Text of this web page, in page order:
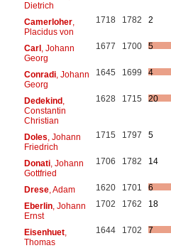
Dietrich
Camerloher,
Placidus von
1718 1782 2
Carl, Johann
Georg
1677 1700 5
Conradi, Johann
Georg
1645 1699 4
Dedekind,
Constantin
Christian
1628 1715 20
Doles , Johann
Friedrich
1715 1797 5
Donati, Johann
Gottfried
1706 1782 14
Drese, Adam 1620 1701
6
Eberlin, Johann
Ernst
1702 1762 18
Eisenhuet,
Thomas
1644 1702 7